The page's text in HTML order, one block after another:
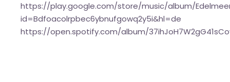
https://play.google.com/store/music/album/
id=Bdfoacolrpbec6ybnufgowq2y5i&hl=de
https://open.spotify.com/album/